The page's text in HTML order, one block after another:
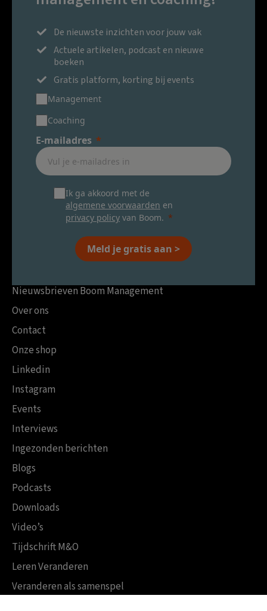
De nieuwste inzichten voor jouw vak
Actuele artikelen, podcast en nieuwe
boeken
Gratis platform, korting bij events
Management
Coaching
E-mailadres
Ik ga akkoord met de
algemene voorwaarden en
privacy policy van Boom.
Meld je gratis aan >
Nieuwsbrieven Boom Management
Over ons
Contact
Onze shop
Linkedin
Instagram
Events
Interviews
Ingezonden berichten
Blogs
Podcasts
Downloads
Video’s
Tijdschrift M&O
Leren Veranderen
Veranderen als samenspel